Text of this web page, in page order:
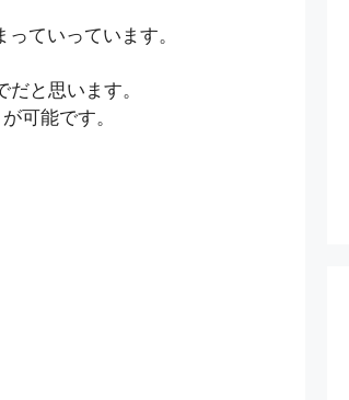
ていっています。
と思います。
可能です。